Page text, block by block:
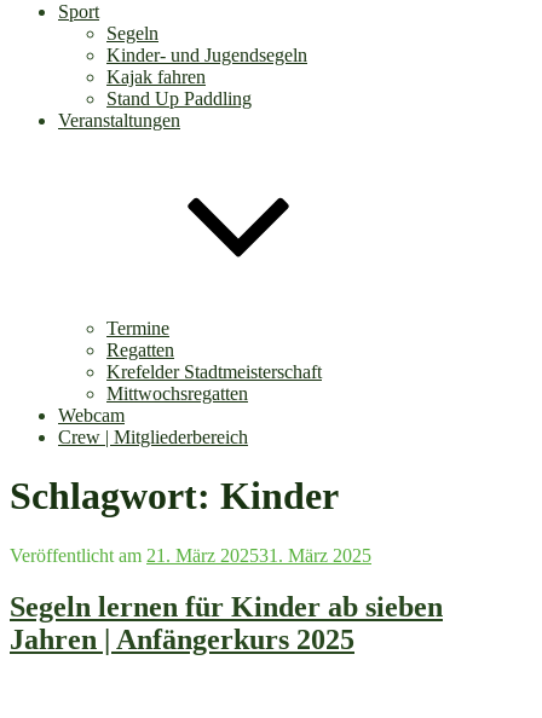
Sport
Segeln
Kinder- und Jugendsegeln
Kajak fahren
Stand Up Paddling
Veranstaltungen
Termine
Regatten
Krefelder Stadtmeisterschaft
Mittwochsregatten
Webcam
Crew | Mitgliederbereich
Schlagwort: Kinder
Veröffentlicht am 21. März 202531. März 2025
Segeln lernen für Kinder ab sieben
Jahren | Anfängerkurs 2025